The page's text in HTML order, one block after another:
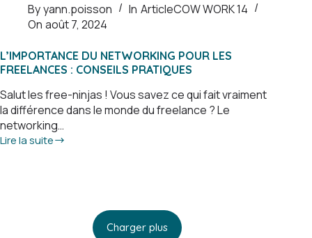
Byyann.poisson In ArticleCOW WORK 14
On août 7, 2024
L’IMPORTANCE DU NETWORKING POUR LES
FREELANCES : CONSEILS PRATIQUES
Salut les free-ninjas ! Vous savez ce qui fait vraiment
la différence dans le monde du freelance ? Le
networking…
Lire la suite
L’importance
Charger plus